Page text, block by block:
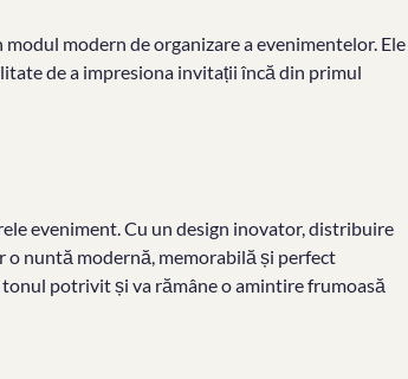
modern de organizare a evenimentelor. Ele
de a impresiona invitații încă din primul
eveniment. Cu un design inovator, distribuire
o nuntă modernă, memorabilă și perfect
potrivit și va rămâne o amintire frumoasă